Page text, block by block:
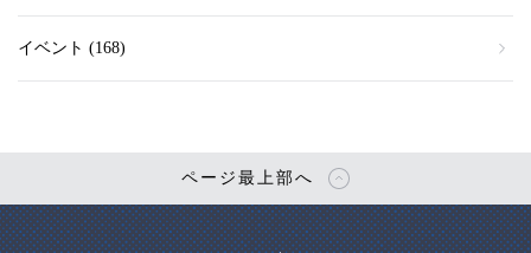
イベント (168)
ページ最上部へ